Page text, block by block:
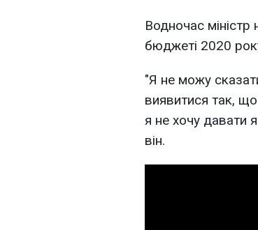
Водночас
бюджеті 2020
"Я не можу
виявитися так,
я не хочу давати
він.